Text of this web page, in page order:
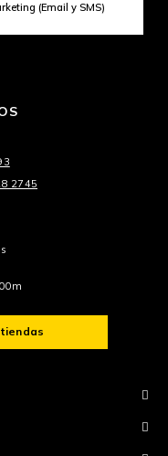
(Email y SMS)
2745
+
+